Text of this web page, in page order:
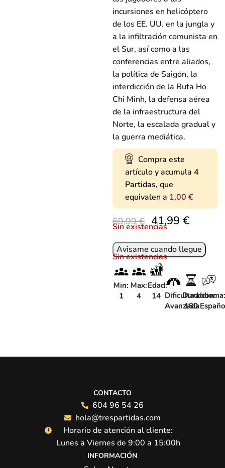
incursiones en helicóptero
de los EE. UU. en la jungla y
a la infiltración comunista en
el Sur, así como a las
conferencias entre aliados,
la política de Saigón, la
interdicción de la Ruta Ho
Chi Minh, la defensa aérea
de la infraestructura del
Norte, la escalada gradual y
la guerra mediática.
Compra este
artículo y acumula 4
Partidas, que
equivalen a 1,00 €
69,99€ 41,99 €
Sin existencias
Sin existencias
Min:
1
Max:
4
Edad:
14 Dificultad:
Avanzada
Duracion:
180
CONTACTO
604 96 54 26
hola@trespartidas.com
Horario de atención al cliente:
Lunes a Viernes de 9:00 a 15:00h
INFORMACIÓN